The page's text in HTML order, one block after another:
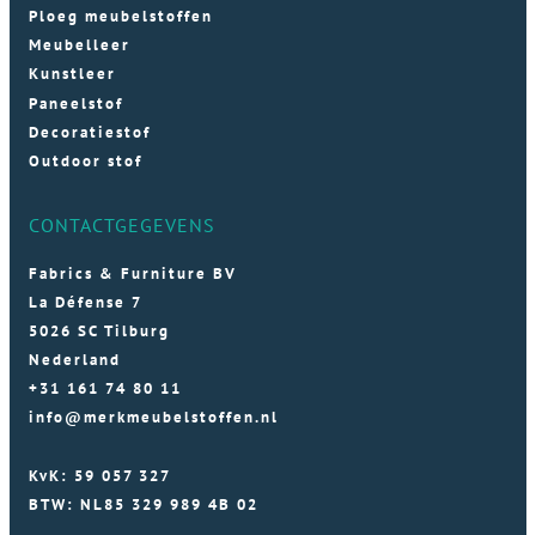
Ploeg meubelstoffen
Meubelleer
Kunstleer
Paneelstof
Decoratiestof
Outdoor stof
CONTACTGEGEVENS
Fabrics & Furniture BV
La Défense 7
5026 SC Tilburg
Nederland
+31 161 74 80 11
info@merkmeubelstoffen.nl
KvK: 59 057 327
BTW: NL85 329 989 4B 02